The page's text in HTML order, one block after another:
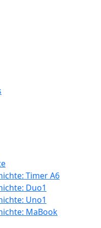
Timer A6
Duo1
Uno1
MaBook